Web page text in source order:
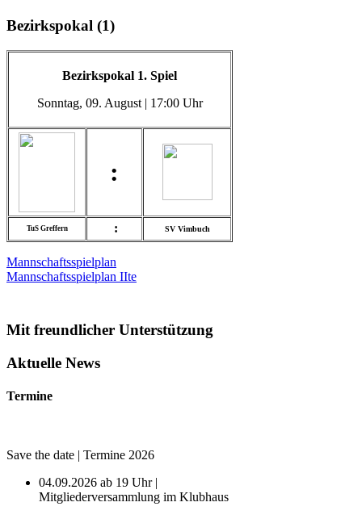
Bezirkspokal (1)
Bezirkspokal 1. Spiel
Sonntag, 09. August | 17:00 Uhr
:
TuS Greffern : SV Vimbuch
Mannschaftsspielplan
Mannschaftsspielplan IIte
Mit freundlicher Unterstützung
Aktuelle News
Termine
Save the date | Termine 2026
04.09.2026 ab 19 Uhr |
Mitgliederversammlung im Klubhaus